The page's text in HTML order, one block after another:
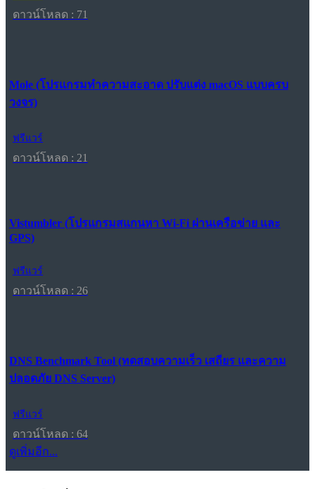
ดาวน์โหลด : 71
Mole (โปรแกรมทำความสะอาด ปรับแต่ง macOS แบบครบ
วงจร)
ฟรีแวร์
ดาวน์โหลด : 21
Vistumbler (โปรแกรมสแกนหา Wi-Fi ผ่านเครือข่าย และ
GPS)
ฟรีแวร์
ดาวน์โหลด : 26
DNS Benchmark Tool (ทดสอบความเร็ว เสถียร และความ
ปลอดภัย DNS Server)
ฟรีแวร์
ดาวน์โหลด : 64
ดูเพิ่มอีก...